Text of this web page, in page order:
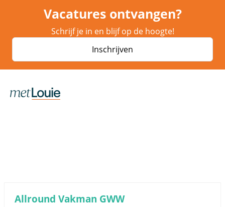
Vacatures ontvangen?
Schrijf je in en blijf op de hoogte!
Inschrijven
Allround Vakman GWW